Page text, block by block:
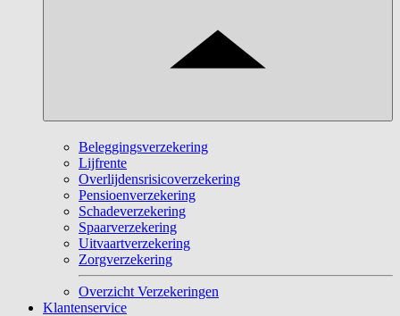
Beleggingsverzekering
Lijfrente
Overlijdensrisicoverzekering
Pensioenverzekering
Schadeverzekering
Spaarverzekering
Uitvaartverzekering
Zorgverzekering
Overzicht Verzekeringen
Klantenservice